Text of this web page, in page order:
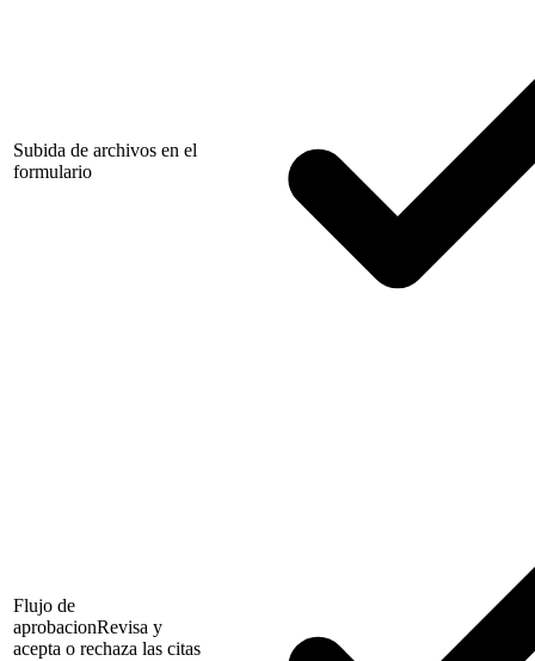
Subida de archivos en el
formulario
Flujo de
aprobacionRevisa y
acepta o rechaza las citas